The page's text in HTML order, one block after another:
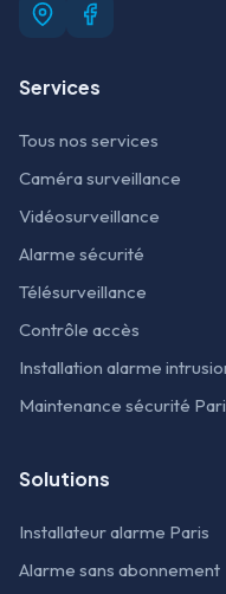
Services
Tous nos services
Caméra surveillance
Vidéosurveillance
Alarme sécurité
Télésurveillance
Contrôle accès
Installation alarme
Maintenance sécurité
Solutions
Installateur alarme Paris
Alarme sans abonnement